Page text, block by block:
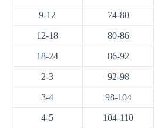
9-12 74-80
12-18 80-86
18-24 86-92
2-3 92-98
3-4 98-104
4-5 104-110